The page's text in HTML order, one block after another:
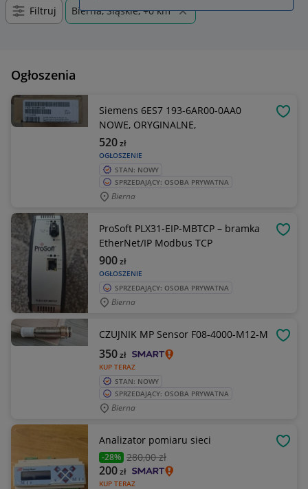
Filtruj Bierna, Śląskie, +0 km
Ogłoszenia
Siemens 6ES7 193-6AR00-0AA0
NOWE, ORYGINALNE,
OGŁOSZENIE
520zł
STAN: NOWY
SPRZEDAJĄCY: OSOBA PRYWATNA
Bierna
ProSoft PLX31-EIP-MBTCP – bramka
EtherNet/IP Modbus TCP
OGŁOSZENIE
900zł
SPRZEDAJĄCY: OSOBA PRYWATNA
Bierna
CZUJNIK MP Sensor F08-4000-M12-M
KUP TERAZ
350zł
STAN: NOWY
SPRZEDAJĄCY: OSOBA PRYWATNA
Bierna
Analizator pomiaru sieci
-28% 280,00 zł
KUP TERAZ
200zł